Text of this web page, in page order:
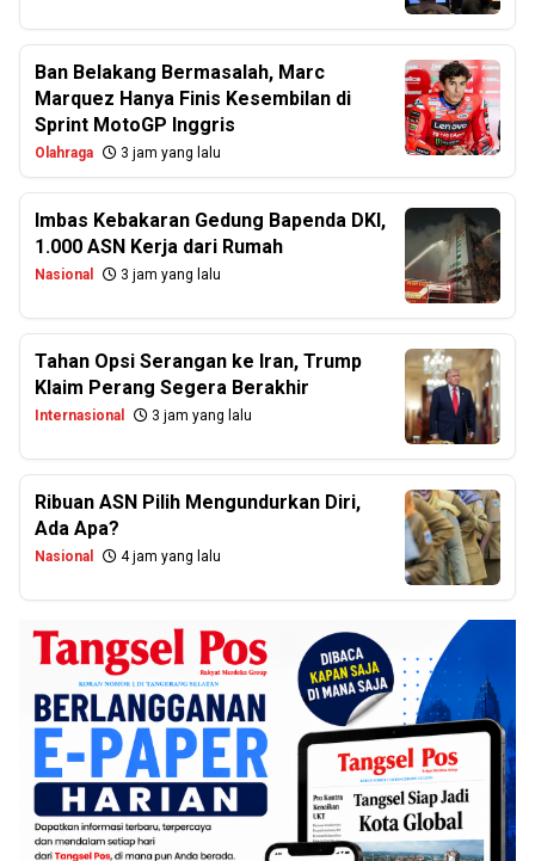
Ban Belakang Bermasalah, Marc
Marquez Hanya Finis Kesembilan di
Sprint MotoGP Inggris
Olahraga 3 jam yang lalu
Imbas Kebakaran Gedung Bapenda DKI,
1.000 ASN Kerja dari Rumah
Nasional 3 jam yang lalu
Tahan Opsi Serangan ke Iran, Trump
Klaim Perang Segera Berakhir
Internasional 3 jam yang lalu
Ribuan ASN Pilih Mengundurkan Diri,
Ada Apa?
Nasional 4 jam yang lalu